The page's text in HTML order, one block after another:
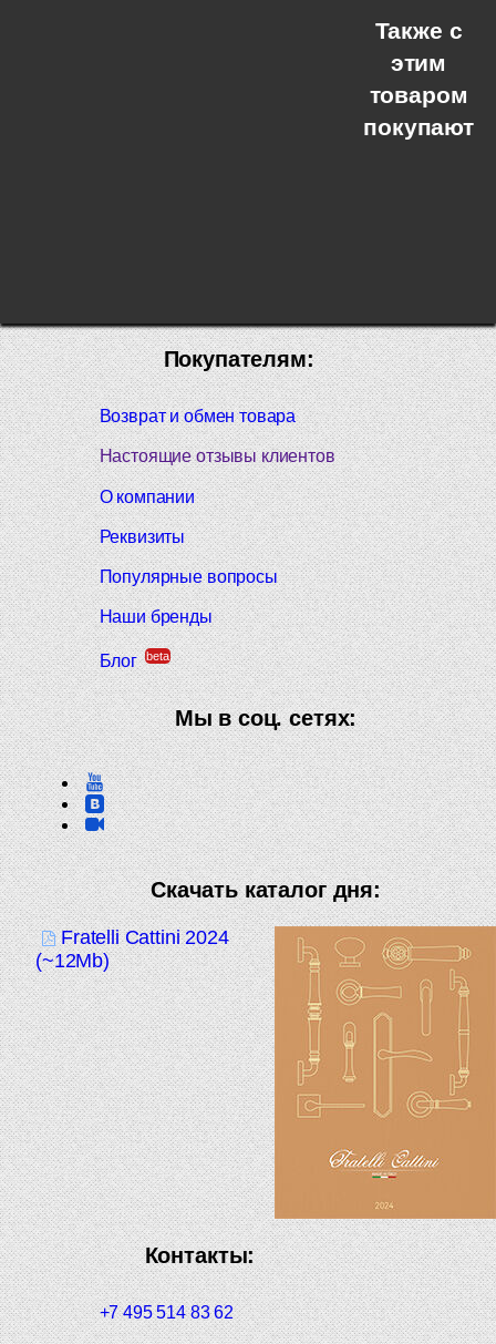
Также с
этим
товаром
покупают
Покупателям:
Возврат и обмен товара
Настоящие отзывы клиентов
О компании
Реквизиты
Популярные вопросы
Наши бренды
Блог beta
Мы в соц. сетях:
Скачать каталог дня:
Fratelli Cattini 2024
(~12Mb)
Контакты:
+7 495 514 83 62